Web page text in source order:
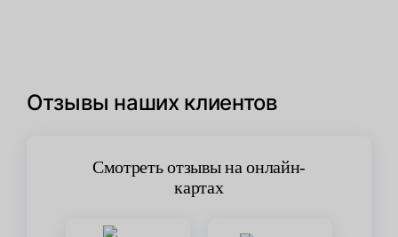
Отзывы наших клиентов
Смотреть отзывы на онлайн-
картах